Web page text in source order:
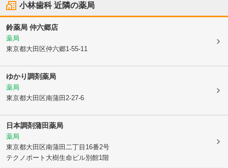
小林歯科近隣の薬局
鈴薬局 仲六郷店
薬局
東京都大田区仲六郷1-55-11
ゆかり調剤薬局
薬局
東京都大田区南蒲田2-27-6
日本調剤蒲田薬局
薬局
東京都大田区南蒲田二丁目16番2号
テクノポート大樹生命ビル別館1階